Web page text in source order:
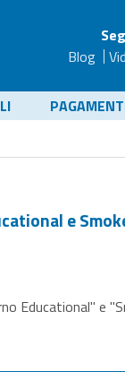
Blog
e
Educational" e